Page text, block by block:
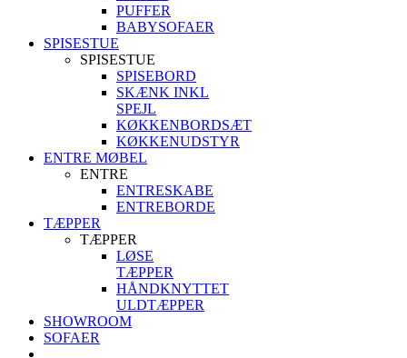
PUFFER
BABYSOFAER
SPISESTUE
SPISESTUE
SPISEBORD
SKÆNK INKL
SPEJL
KØKKENBORDSÆT
KØKKENUDSTYR
ENTRE MØBEL
ENTRE
ENTRESKABE
ENTREBORDE
TÆPPER
TÆPPER
LØSE
TÆPPER
HÅNDKNYTTET
ULDTÆPPER
SHOWROOM
SOFAER